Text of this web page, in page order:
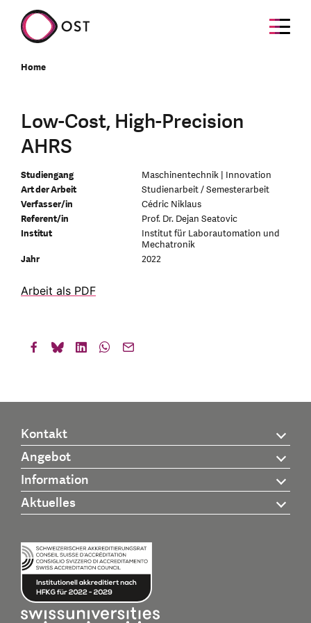
Home
Low-Cost, High-Precision
AHRS
Studiengang
Maschinentechnik | Innovation
Art der Arbeit
Studienarbeit / Semesterarbeit
Verfasser/in
Cédric Niklaus
Referent/in
Prof. Dr. Dejan Seatovic
Institut
Institut für Laborautomation und
Mechatronik
Jahr
2022
Arbeit als PDF
Kontakt
Angebot
Information
Aktuelles